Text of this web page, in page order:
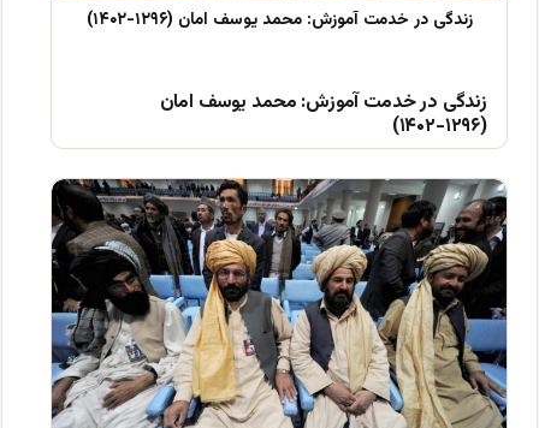
زندگی در خدمت آموزش: محمد یوسف امان
(۱۲۹۶-۱۴۰۲)